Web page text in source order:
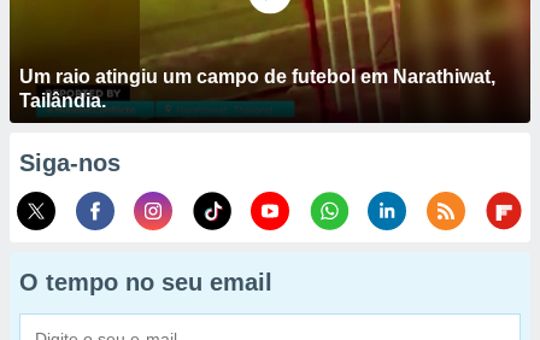
Um raio atingiu um campo de futebol em Narathiwat,
Tailândia.
Siga-nos
O tempo no seu email